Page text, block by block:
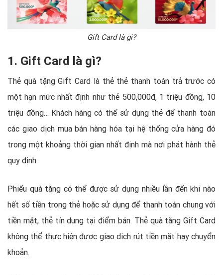
Gift Card là gì?
1. Gift Card là gì?
Thẻ quà tặng Gift Card là thẻ thẻ thanh toán trả trước có
một hạn mức nhất định như thẻ 500,000đ, 1 triệu đồng, 10
triệu đồng… Khách hàng có thể sử dụng thẻ để thanh toán
các giao dịch mua bán hàng hóa tại hệ thống cửa hàng đó
trong một khoảng thời gian nhất định mà nơi phát hành thẻ
quy định.
Phiếu quà tặng có thể được sử dụng nhiều lần đến khi nào
hết số tiền trong thẻ hoặc sử dụng để thanh toán chung với
tiền mặt, thẻ tín dụng tại điểm bán. Thẻ quà tặng Gift Card
không thể thực hiện được giao dịch rút tiền mặt hay chuyển
khoản.